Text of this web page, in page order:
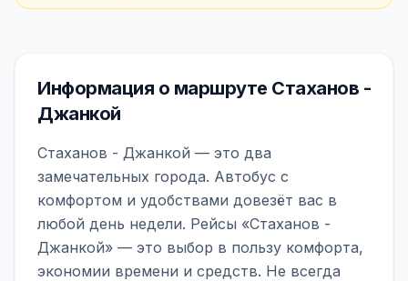
Информация о маршруте Стаханов -
Джанкой
Стаханов - Джанкой — это два
замечательных города. Автобус с
комфортом и удобствами довезёт вас в
любой день недели. Рейсы «Стаханов -
Джанкой» — это выбор в пользу комфорта,
экономии времени и средств. Не всегда